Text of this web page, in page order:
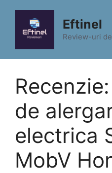
conținut
Eftinel
Review-uri
de
electrica
MobV